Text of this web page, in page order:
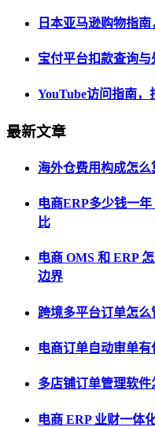
日本亚马逊购物指
宝付平台扣款查询与
YouTube访问指南，
最新文章
海外仓费用构成怎
电商ERP多少钱一
比
电商 OMS 和 ERP
边界
跨境多平台订单怎
电商订单自动审单
多店铺订单管理软
电商 ERP 业财一体